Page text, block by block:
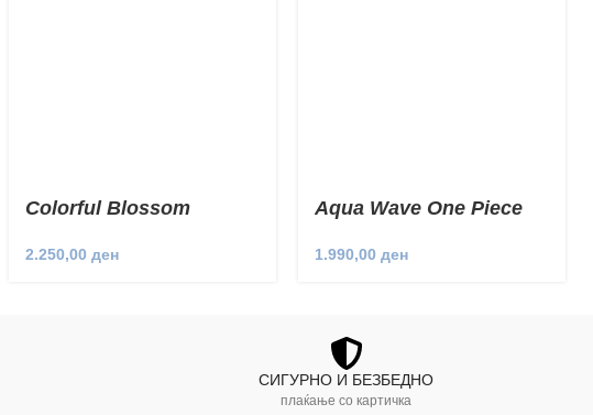
Colorful Blossom
2.250,00ден
Aqua Wave One Piece
1.990,00ден
СИГУРНО И БЕЗБЕДНО
плаќање со картичка